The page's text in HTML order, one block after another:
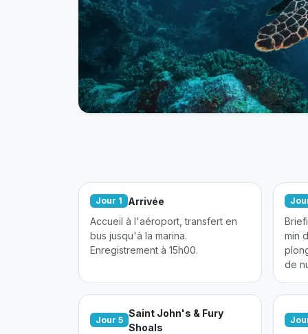
Jour 1 Arrivée
Accueil à l'aéroport, transfert en
bus jusqu'à la marina.
Enregistrement à 15h00.
min
de
Jour 5
Saint John's & Fury
Shoals